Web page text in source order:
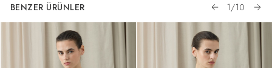
BENZER ÜRÜNLER 1/10